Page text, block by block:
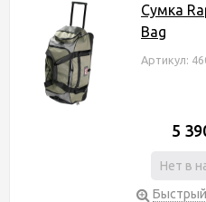
Сумка
Bag
Артикул:
5
Нет в